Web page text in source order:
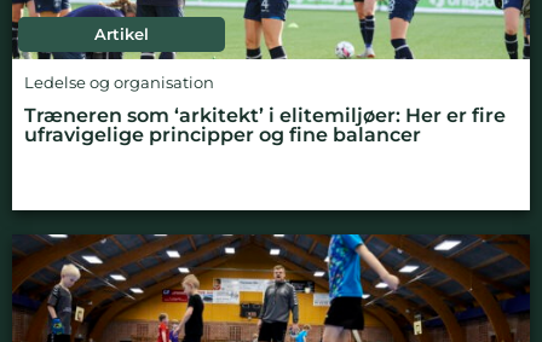
Artikel
Ledelse og organisation
Træneren som ‘arkitekt’ i elitemiljøer: Her er fire
ufravigelige principper og fine balancer